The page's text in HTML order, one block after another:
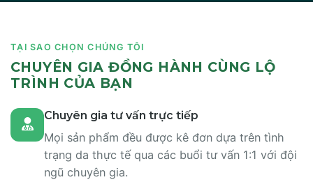
TẠI SAO CHỌN CHÚNG TÔI
CHUYÊN GIA ĐỒNG HÀNH CÙNG LỘ
TRÌNH CỦA BẠN
Chuyên gia tư vấn trực tiếp
Mọi sản phẩm đều được kê đơn dựa trên tình
trạng da thực tế qua các buổi tư vấn 1:1 với đội
ngũ chuyên gia.